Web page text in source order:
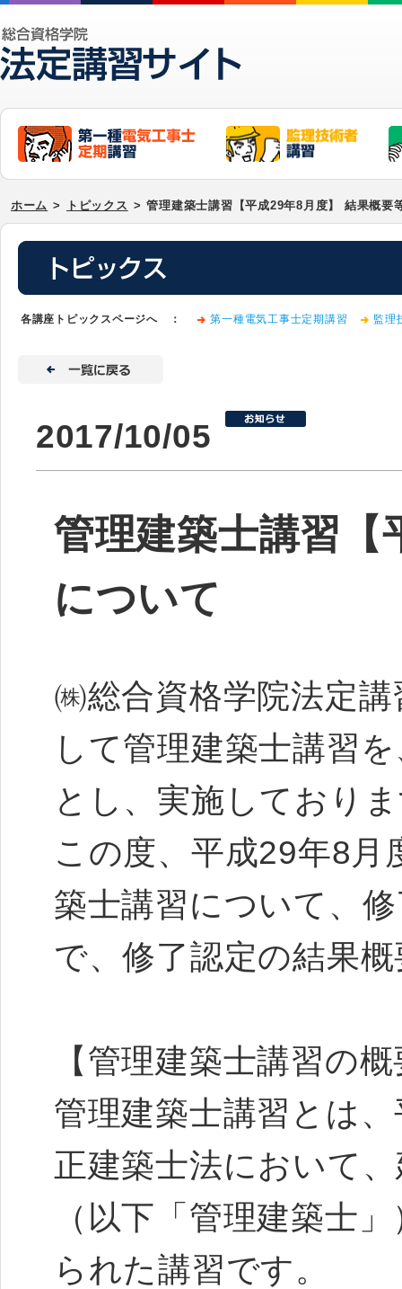
ホーム > トピックス > 管理建築士講習【平成29年8月度】 結果概要
各講座トピックスページへ ： 第一種電気工事士定期講習 監理
2017/10/05
管理建築士講習【
について
㈱総合資格学院法定
して管理建築士講習
とし、実施しており
この度、平成29年8
築士講習について、
で、修了認定の結果
【管理建築士講習の
管理建築士講習とは
正建築士法において
（以下「管理建築士
られた講習です。